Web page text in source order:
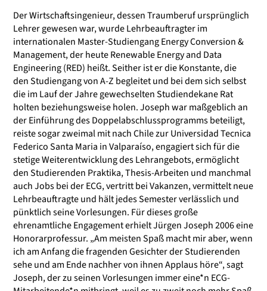
Der Wirtschaftsingenieur, dessen Traumberuf ursprünglich
Lehrer gewesen war, wurde Lehrbeauftragter im
internationalen Master-Studiengang Energy Conversion &
Management, der heute Renewable Energy and Data
Engineering (RED) heißt. Seither ist er die Konstante, die
den Studiengang von A-Z begleitet und bei dem sich selbst
die im Lauf der Jahre gewechselten Studiendekane Rat
holten beziehungsweise holen. Joseph war maßgeblich an
der Einführung des Doppelabschlussprogramms beteiligt,
reiste sogar zweimal mit nach Chile zur Universidad Tecnica
Federico Santa Maria in Valparaíso,engagiert sich für die
stetige Weiterentwicklung des Lehrangebots, ermöglicht
den Studierenden Praktika, Thesis-Arbeiten und manchmal
auch Jobs bei der ECG, vertritt bei Vakanzen, vermittelt neue
Lehrbeauftragte und hält jedes Semester verlässlich und
pünktlich seine Vorlesungen. Für dieses große
ehrenamtliche Engagement erhielt Jürgen Joseph 2006 eine
Honorarprofessur. „Am meisten Spaß macht mir aber, wenn
ich am Anfang die fragenden Gesichter der Studierenden
sehe und am Ende nachher von ihnen Applaus höre“, sagt
Joseph, der zu seinen Vorlesungen immer eine*n ECG-